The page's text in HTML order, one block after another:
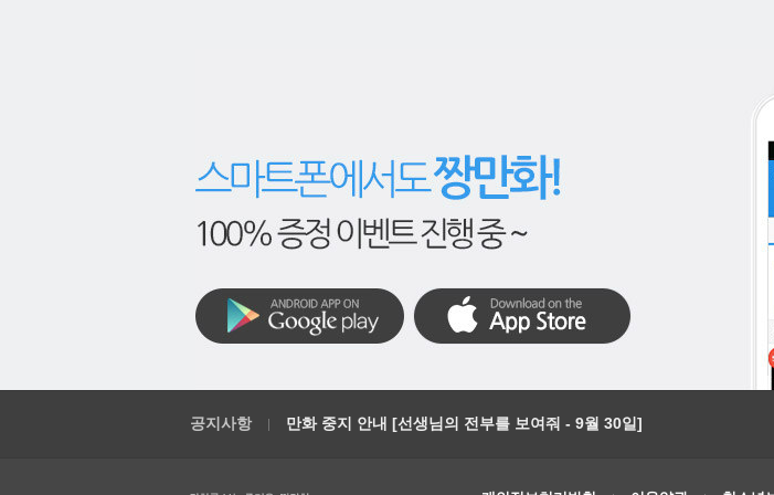
공지사항 만화 중지 안내 [선생님의 전부를 보여줘 - 9월 30일]